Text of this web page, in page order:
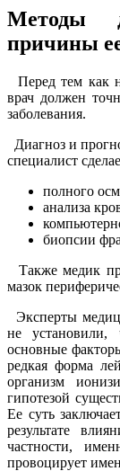
Методы
причины
Перед тем как
врач должен
заболевания.
Диагноз и
специалист
полного
анализа
биопсии
Также медик
мазок
Эксперты
не
основные
редкая форма
организм
гипотезой
Ее суть
результате
частности,
провоцирует